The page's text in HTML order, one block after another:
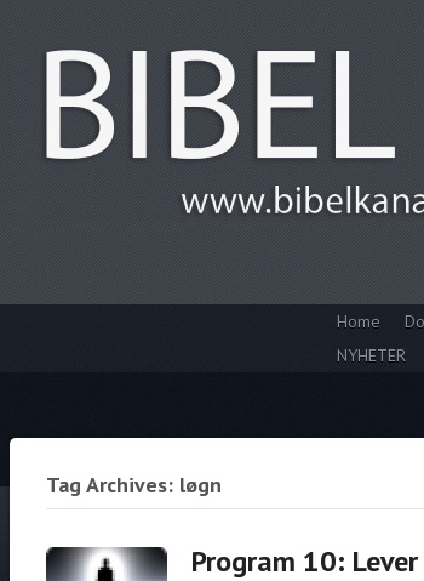
Home
NYHETER
Tag Archives: løgn
Program 10: